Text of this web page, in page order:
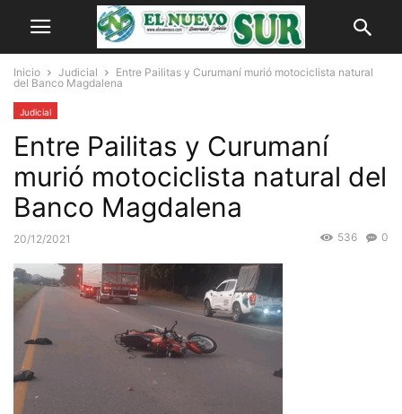
Inicio Judicial
Entre Pailitas y Curumaní murió motociclista natural
del Banco Magdalena
Judicial
Entre Pailitas y Curumaní
murió motociclista natural del
Banco Magdalena
20/12/2021 0
536